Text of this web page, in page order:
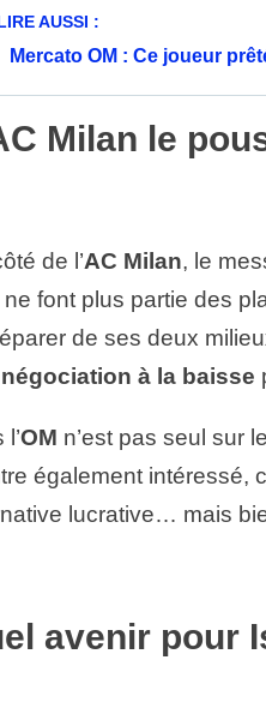
AUSSI :
Mercato OM : Ce joueur
Milan le
de l’AC Milan, le
ne font plus partie des
de ses deux
négociation à la baisse
OM n’est pas seul sur
également intéressé,
lucrative… mais
avenir pour